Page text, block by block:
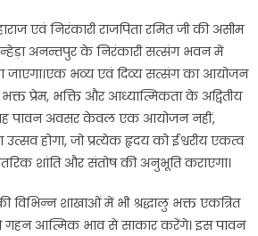
एवं निरंकारी राजपिता रमित जी की असीम
अनन्तपुर के निरंकारी सत्संग भवन में
जाएगा।एक भव्य एवं दिव्य सत्संग का आयोजन
भक्त प्रेम, भक्ति और आध्यात्मिकता के अद्वितीय
पावन अवसर केवल एक आयोजन नहीं,
होगा, जो प्रत्येक हृदय को ईश्वरीय एकत्व
शांति और संतोष की अनुभूति कराएगा।
शाखाओं में भी श्रद्धालु भक्त एकत्रित
गहन आत्मिक भाव से साकार करेंगे। इस पावन